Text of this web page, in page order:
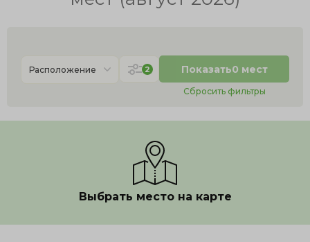
День рождения
Новогодний корпоратив
Расположение 2 Показать0 мест
Сбросить фильтры
Выбрать место на карте